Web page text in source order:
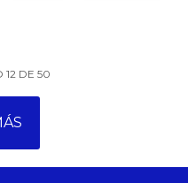
12 DE 50